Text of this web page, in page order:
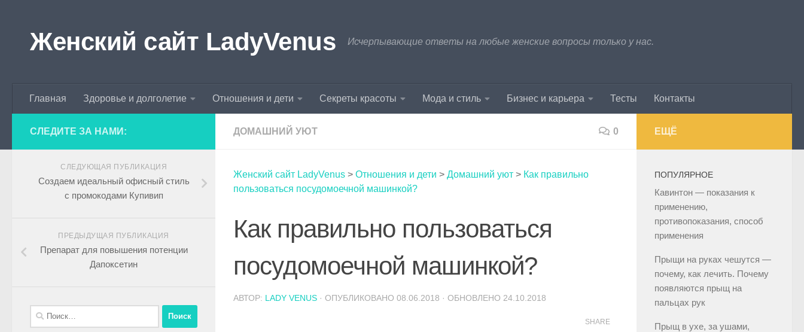
Женский сайт LadyVenus Исчерпывающие ответы на любые женские вопросы только у нас.
Главная Здоровье и долголетие Отношения и дети Секреты красоты Мода и стиль Бизнес и карьера Тесты Контакты
ДОМАШНИЙ УЮТ 0
Женский сайт LadyVenus > Отношения и дети > Домашний уют > Как правильно
пользоваться посудомоечной машинкой?
Как правильно пользоваться
посудомоечной машинкой?
АВТОР: LADY VENUS · ОПУБЛИКОВАНО 08.06.2018 · ОБНОВЛЕНО 24.10.2018
SHARE
СЛЕДИТЕ ЗА НАМИ:
СЛЕДУЮЩАЯ ПУБЛИКАЦИЯ
Создаем идеальный офисный стиль
с промокодами Купивип
ПРЕДЫДУЩАЯ ПУБЛИКАЦИЯ
Препарат для повышения потенции
Дапоксетин
ЕЩЁ
ПОПУЛЯРНОЕ
Кавинтон — показания к
применению,
противопоказания, способ
применения
Прыщи на руках чешутся —
почему, как лечить. Почему
появляются прыщ на
пальцах рук
Прыщ в ухе, за ушами,